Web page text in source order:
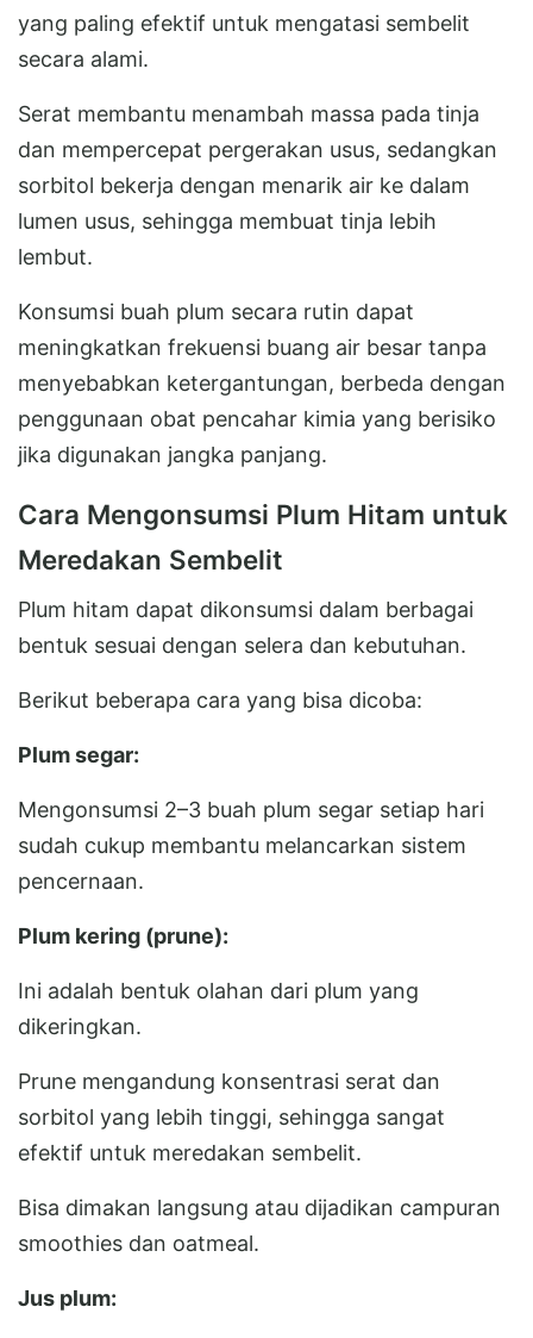
yang paling efektif untuk mengatasi sembelit
secara alami.
Serat membantu menambah massa pada tinja
dan mempercepat pergerakan usus, sedangkan
sorbitol bekerja dengan menarik air ke dalam
lumen usus, sehingga membuat tinja lebih
lembut.
Konsumsi buah plum secara rutin dapat
meningkatkan frekuensi buang air besar tanpa
menyebabkan ketergantungan, berbeda dengan
penggunaan obat pencahar kimia yang berisiko
jika digunakan jangka panjang.
Cara Mengonsumsi Plum Hitam untuk
Meredakan Sembelit
Plum hitam dapat dikonsumsi dalam berbagai
bentuk sesuai dengan selera dan kebutuhan.
Berikut beberapa cara yang bisa dicoba:
Plum segar:
Mengonsumsi 2–3 buah plum segar setiap hari
sudah cukup membantu melancarkan sistem
pencernaan.
Plum kering (prune):
Ini adalah bentuk olahan dari plum yang
dikeringkan.
Prune mengandung konsentrasi serat dan
sorbitol yang lebih tinggi, sehingga sangat
efektif untuk meredakan sembelit.
Bisa dimakan langsung atau dijadikan campuran
smoothies dan oatmeal.
Jus plum: